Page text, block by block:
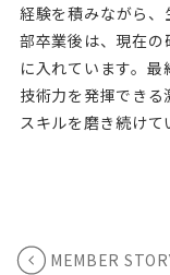
経験を積みながら
部卒業後は、現在
に入れています。
技術力を発揮できる
スキルを磨き続けて
MEMBER